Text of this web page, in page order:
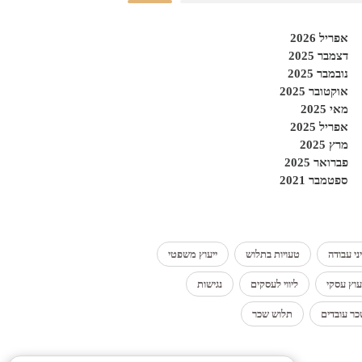
אפריל 2026
דצמבר 2025
נובמבר 2025
אוקטובר 2025
מאי 2025
אפריל 2025
מרץ 2025
פברואר 2025
ספטמבר 2021
עבודה טעויות בתלוש ייעוץ משפטי
עסקי ליווי לעסקים נגישות
עובדים תלוש שכר